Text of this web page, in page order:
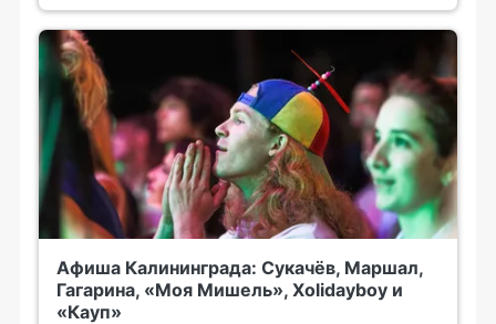
Афиша Калининграда: Сукачёв, Маршал,
Гагарина, «Моя Мишель», Xolidayboy и
«Кауп»